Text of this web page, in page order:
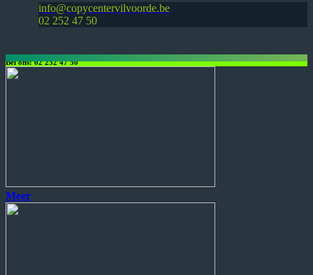
info@copycentervilvoorde.be
02 252 47 50
Bel ons: 02 252 47 50